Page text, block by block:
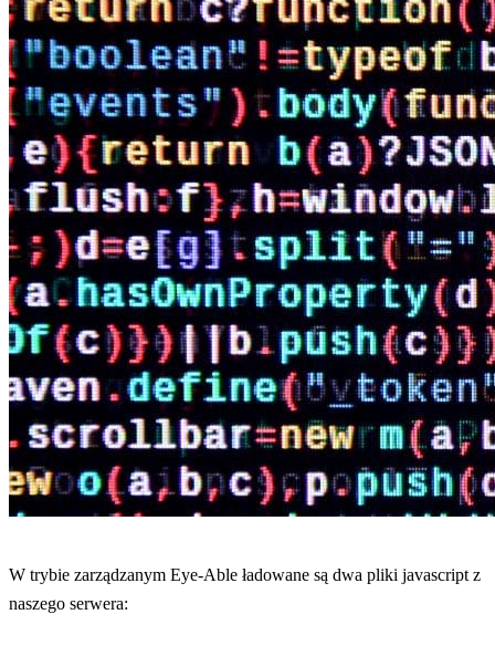
W trybie zarządzanym Eye-Able ładowane są dwa pliki javascript z
naszego serwera: